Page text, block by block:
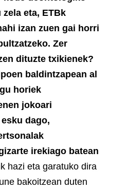
eta, ETBk
izan zuen gai horri
Zer
dituzte txikienek?
baldintzapean al
horiek
jokoari
dago,
irekiago batean
hazi eta garatuko dira
bakoitzean duten